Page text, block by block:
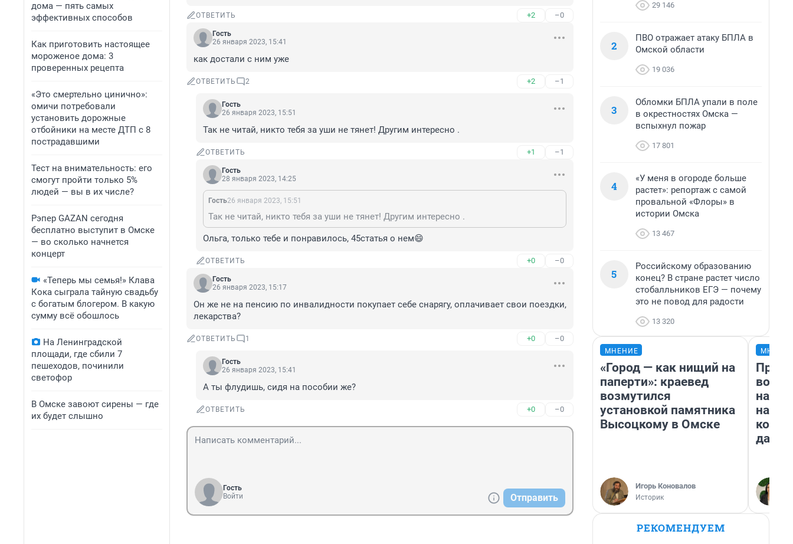
дома — пять самых
эффективных способов
Как приготовить настоящее
мороженое дома: 3
проверенных рецепта
«Это смертельно цинично»:
омичи потребовали
установить дорожные
отбойники на месте ДТП с 8
пострадавшими
Тест на внимательность: его
смогут пройти только 5%
людей — вы в их числе?
Рэпер GAZAN сегодня
бесплатно выступит в Омске
— во сколько начнется
концерт
«Теперь мы семья!» Клава
Кока сыграла тайную свадьбу
с богатым блогером. В какую
сумму всё обошлось
На Ленинградской
площади, где сбили 7
пешеходов, починили
светофор
В Омске завоют сирены — где
их будет слышно
ОТВЕТИТЬ +2 –0
Гость
26 января 2023, 15:41
как достали с ним уже
ОТВЕТИТЬ 2 +2 –1
Гость
26 января 2023, 15:51
Так не читай, никто тебя за уши не тянет! Другим интересно .
ОТВЕТИТЬ +1 –1
Гость
28 января 2023, 14:25
Гость26 января 2023, 15:51
Так не читай, никто тебя за уши не тянет! Другим интересно .
Ольга, только тебе и понравилось, 45статья о нем😄
ОТВЕТИТЬ +0 –0
Гость
26 января 2023, 15:17
Он же не на пенсию по инвалидности покупает себе снарягу, оплачивает свои поездки,
лекарства?
ОТВЕТИТЬ 1 +0 –0
Гость
26 января 2023, 15:41
А ты флудишь, сидя на пособии же?
ОТВЕТИТЬ +0 –0
Гость
Войти
Отправить
29 146
2
ПВО отражает атаку БПЛА в
Омской области
19 036
3
Обломки БПЛА упали в поле
в окрестностях Омска —
вспыхнул пожар
17 801
4
«У меня в огороде больше
растет»: репортаж с самой
провальной «Флоры» в
истории Омска
13 467
5
Российскому образованию
конец? В стране растет число
стобалльников ЕГЭ — почему
это не повод для радости
13 320
МНЕНИЕ
«Город — как нищий на
паперти»: краевед
возмутился
установкой памятника
Высоцкому в Омске
Игорь Коновалов
Историк
нам
даже
РЕКОМЕНДУЕМ